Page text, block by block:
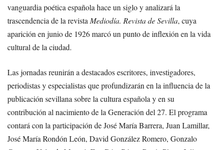
vanguardia poética española hace un siglo y analizará la
trascendencia de la revista Mediodía. Revista de Sevilla, cuya
aparición en junio de 1926 marcó un punto de inflexión en la vida
cultural de la ciudad.
Las jornadas reunirán a destacados escritores, investigadores,
periodistas y especialistas que profundizarán en la influencia de la
publicación sevillana sobre la cultura española y en su
contribución al nacimiento de la Generación del 27. El programa
contará con la participación de José María Barrera, Juan Lamillar,
José María Rondón León, David González Romero, Gonzalo